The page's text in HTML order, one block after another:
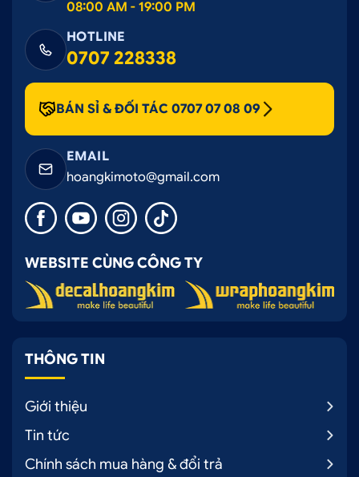
08:00 AM - 19:00 PM
HOTLINE
0707 228338
BÁN SỈ & ĐỐI TÁC 0707 07 08 09
EMAIL
hoangkimoto@gmail.com
WEBSITE CÙNG CÔNG TY
THÔNG TIN
Giới thiệu
Tin tức
Chính sách mua hàng & đổi trả